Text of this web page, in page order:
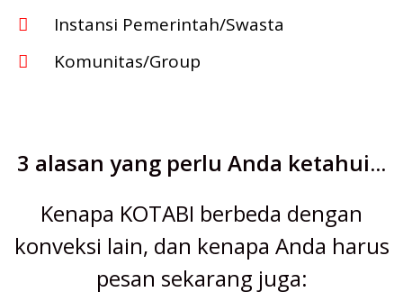
Instansi Pemerintah/Swasta
Komunitas/Group
3 alasan yang perlu Anda ketahui...
Kenapa KOTABI berbeda dengan
konveksi lain, dan kenapa Anda harus
pesan sekarang juga: